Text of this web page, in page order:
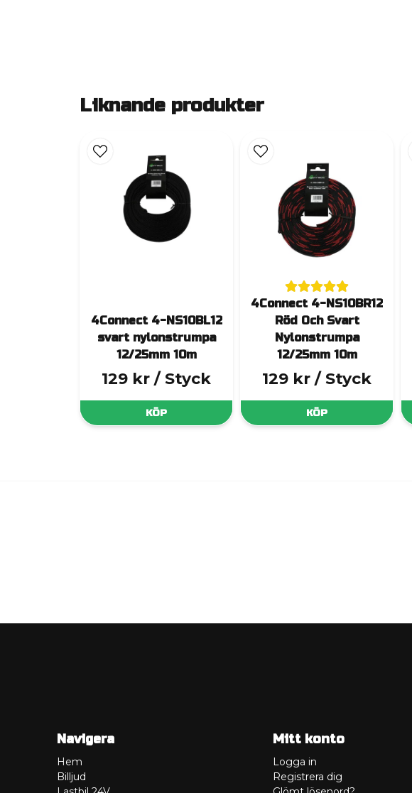
Liknande produkter
4Connect 4-NS10BL12
svart nylonstrumpa
12/25mm 10m
129 kr / Styck
KÖP
4Connect 4-NS10BR12
Röd Och Svart
Nylonstrumpa
12/25mm 10m
129 kr / Styck
KÖP
Navigera
Hem
Billjud
Mitt konto
Logga in
Registrera dig